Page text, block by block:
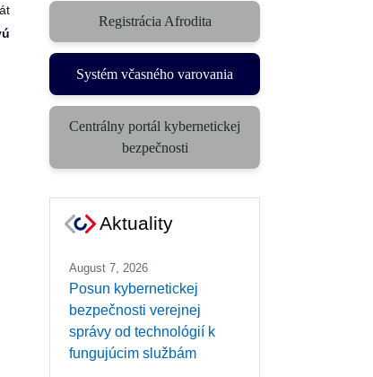
Registrácia Afrodita
Systém včasného varovania
(otvorí sa v novom okne)
Centrálny portál kybernetickej
bezpečnosti(otvorí sa v novom okne)
Aktuality
August 7, 2026
Posun kybernetickej
bezpečnosti verejnej
správy od technológií k
fungujúcim službám